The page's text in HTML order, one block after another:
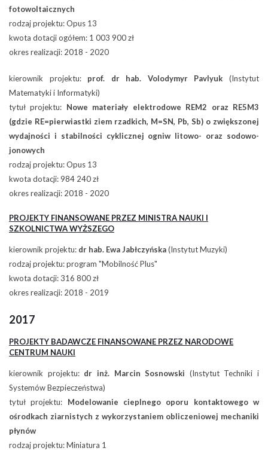
fotowoltaicznych
rodzaj projektu: Opus 13
kwota dotacji ogółem: 1 003 900 zł
okres realizacji: 2018 - 2020
kierownik projektu: prof. dr hab. Volodymyr Pavlyuk (Instytut
Matematyki i Informatyki)
tytuł projektu: Nowe materiały elektrodowe REM2 oraz RE5M3
(gdzie RE=pierwiastki ziem rzadkich, M=SN, Pb, Sb) o zwiększonej
wydajności i stabilności cyklicznej ogniw litowo- oraz sodowo-
jonowych
rodzaj projektu: Opus 13
kwota dotacji: 984 240 zł
okres realizacji: 2018 - 2020
PROJEKTY FINANSOWANE PRZEZ MINISTRA NAUKI I
SZKOLNICTWA WYŻSZEGO
kierownik projektu: dr hab. Ewa Jabłczyńska(Instytut Muzyki)
rodzaj projektu: program "Mobilność Plus"
kwota dotacji: 316 800 zł
okres realizacji: 2018 - 2019
2017
PROJEKTY BADAWCZE FINANSOWANE PRZEZ NARODOWE
CENTRUM NAUKI
kierownik projektu: dr inż. Marcin Sosnowski (Instytut Techniki i
Systemów Bezpieczeństwa)
tytuł projektu: Modelowanie cieplnego oporu kontaktowego w
ośrodkach ziarnistych z wykorzystaniem obliczeniowej mechaniki
płynów
rodzaj projektu: Miniatura 1